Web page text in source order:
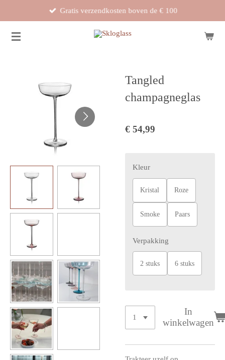
naar
Gratis verzendkosten boven de € 100
Tangled
champagneglas
€ 54,99
Kleur
Kristal Roze
Smoke Paars
Verpakking
2 stuks 6 stuks
In
winkelwagen